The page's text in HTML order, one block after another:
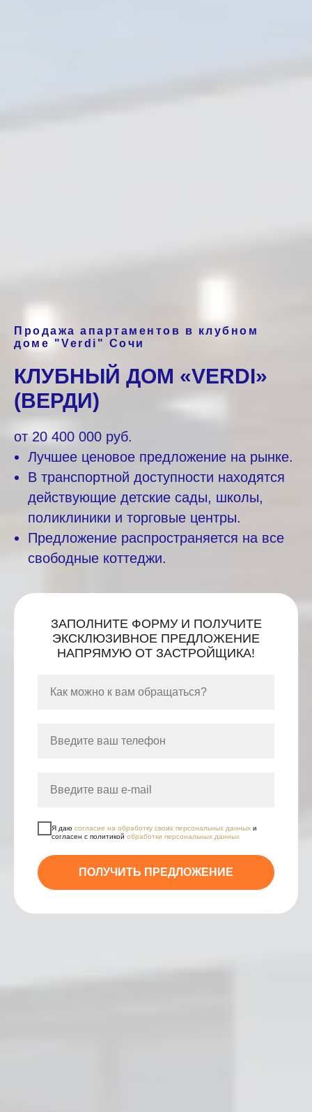
Продажа апартаментов в клубном
доме "Verdi" Сочи
КЛУБНЫЙ ДОМ «VERDI»
(ВЕРДИ)
от20 400 000 руб.
Лучшее ценовое предложение на рынке.
В транспортной доступности находятся
действующие детские сады, школы,
поликлиники и торговые центры.
Предложение распространяется на все
свободные коттеджи.
ЗАПОЛНИТЕ ФОРМУ И ПОЛУЧИТЕ
ЭКСКЛЮЗИВНОЕ ПРЕДЛОЖЕНИЕ
НАПРЯМУЮ ОТ ЗАСТРОЙЩИКА!
Я даю согласие на обработку своих персональных данных и
согласен с политикой обработки персональных данных
ПОЛУЧИТЬ ПРЕДЛОЖЕНИЕ